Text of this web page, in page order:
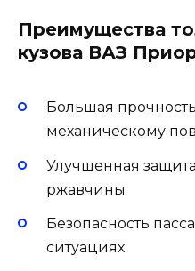
Преимущества
кузова ВАЗ
Большая
механическому
Улучшенная
ржавчины
Безопасность
ситуациях